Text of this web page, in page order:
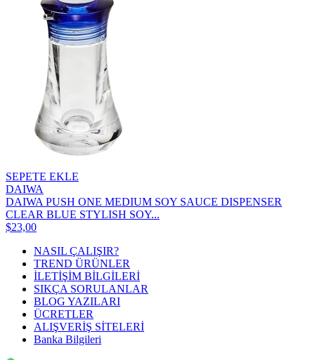
SEPETE EKLE
DAIWA
DAIWA PUSH ONE MEDIUM SOY SAUCE DISPENSER
CLEAR BLUE STYLISH SOY...
$23,00
NASIL ÇALIŞIR?
TREND ÜRÜNLER
İLETİŞİM BİLGİLERİ
SIKÇA SORULANLAR
BLOG YAZILARI
ÜCRETLER
ALIŞVERİŞ SİTELERİ
Banka Bilgileri